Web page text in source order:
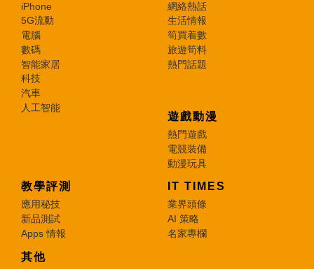
iPhone
5G流動
電腦
數碼
智能家居
科技
汽車
人工智能
網絡熱話
生活情報
筍買着數
旅遊筍料
熱門話題
遊戲動漫
熱門遊戲
電競裝備
動漫玩具
教學評測
應用秘技
新品測試
Apps 情報
IT TIMES
業界頭條
AI 策略
名家專欄
其他